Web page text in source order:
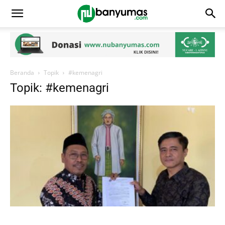
Beranda Topik #kemenagri
Topik: #kemenagri